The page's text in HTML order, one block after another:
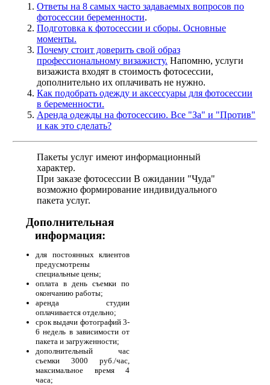
Ответы на 8 самых часто задаваемых вопросов по
фотосессии беременности.
Подготовка к фотосессии и сборы. Основные
моменты.
Почему стоит доверить свой образ
профессиональному визажисту. Напомню, услуги
визажиста входят в стоимость фотосессии,
дополнительно их оплачивать не нужно.
Как подобрать одежду и аксессуары для фотосессии
в беременности.
Аренда одежды на фотосессию. Все "За" и "Против"
и как это сделать?
Пакеты услуг имеют информационный
характер.
При заказе фотосессии В ожидании "Чуда"
возможно формирование индивидуального
пакета услуг.
Дополнительная
информация:
для постоянных клиентов
предусмотрены
специальные цены;
оплата в день съемки по
окончанию работы;
аренда студии
оплачивается отдельно;
срок выдачи фотографий 3-
6 недель в зависимости от
пакета и загруженности;
дополнительный час
съемки 3000 руб./час,
максимальное время 4
часа;